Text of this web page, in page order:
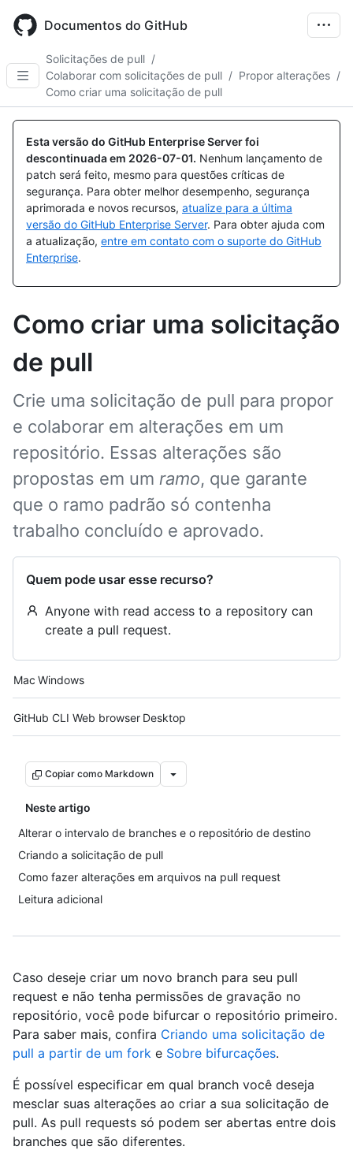
main
Documentos do GitHub
Solicitações de pull /
Colaborar com solicitações de pull / Propor alterações /
Como criar uma solicitação de pull
Esta versão do GitHub Enterprise Server foi
descontinuada em 2026-07-01. Nenhum lançamento de
patch será feito, mesmo para questões críticas de
segurança. Para obter melhor desempenho, segurança
aprimorada e novos recursos, atualize para a última
versão do GitHub Enterprise Server. Para obter ajuda com
a atualização, entre em contato com o suporte do GitHub
Enterprise.
Como criar uma solicitação
de pull
Crie uma solicitação de pull para propor
e colaborar em alterações em um
repositório. Essas alterações são
propostas em um ramo, que garante
que o ramo padrão só contenha
trabalho concluído e aprovado.
Quem pode usar esse recurso?
Anyone with read access to a repository can
create a pull request.
Platform navigation
Mac Windows
Tool navigation
GitHub CLI Web browser Desktop
Copiar como Markdown
Neste artigo
Alterar o intervalo de branches e o repositório de destino
Criando a solicitação de pull
Como fazer alterações em arquivos na pull request
Leitura adicional
Caso deseje criar um novo branch para seu pull
request e não tenha permissões de gravação no
repositório, você pode bifurcar o repositório primeiro.
Para saber mais, confira Criando uma solicitação de
pull a partir de um fork e Sobre bifurcações.
É possível especificar em qual branch você deseja
mesclar suas alterações ao criar a sua solicitação de
pull. As pull requests só podem ser abertas entre dois
branches que são diferentes.